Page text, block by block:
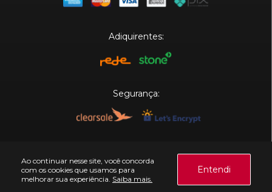
Ao continuar nesse site, você concorda
com os cookies que usamos para
melhorar sua experiência. Saiba mais.
Entendi
Adiquirentes:
Segurança: